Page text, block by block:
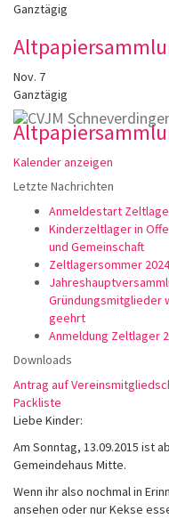
Ganztägig
Nov. 7
Ganztägig
Kalender anzeigen
Letzte Nachrichten
Anmeldestart
Kinderzeltlager in
und Gemeinschaft
Zeltlagersommer
Gründungsmitglieder
geehrt
Anmeldung Zeltlager
Downloads
Antrag auf
Packliste
Liebe Kinder:
Am Sonntag, 13.09.2015 ist
Gemeindehaus Mitte.
Wenn ihr also nochmal in
ansehen oder nur Kekse